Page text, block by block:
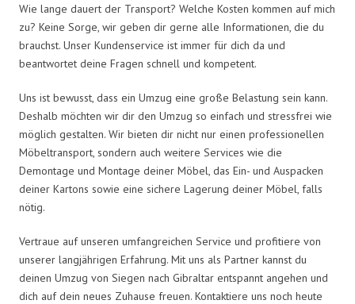
Wie lange dauert der Transport? Welche Kosten kommen auf mich
zu? Keine Sorge, wir geben dir gerne alle Informationen, die du
brauchst. Unser Kundenservice ist immer für dich da und
beantwortet deine Fragen schnell und kompetent.
Uns ist bewusst, dass ein Umzug eine große Belastung sein kann.
Deshalb möchten wir dir den Umzug so einfach und stressfrei wie
möglich gestalten. Wir bieten dir nicht nur einen professionellen
Möbeltransport, sondern auch weitere Services wie die
Demontage und Montage deiner Möbel, das Ein- und Auspacken
deiner Kartons sowie eine sichere Lagerung deiner Möbel, falls
nötig.
Vertraue auf unseren umfangreichen Service und profitiere von
unserer langjährigen Erfahrung. Mit uns als Partner kannst du
deinen Umzug von Siegen nach Gibraltar entspannt angehen und
dich auf dein neues Zuhause freuen. Kontaktiere uns noch heute